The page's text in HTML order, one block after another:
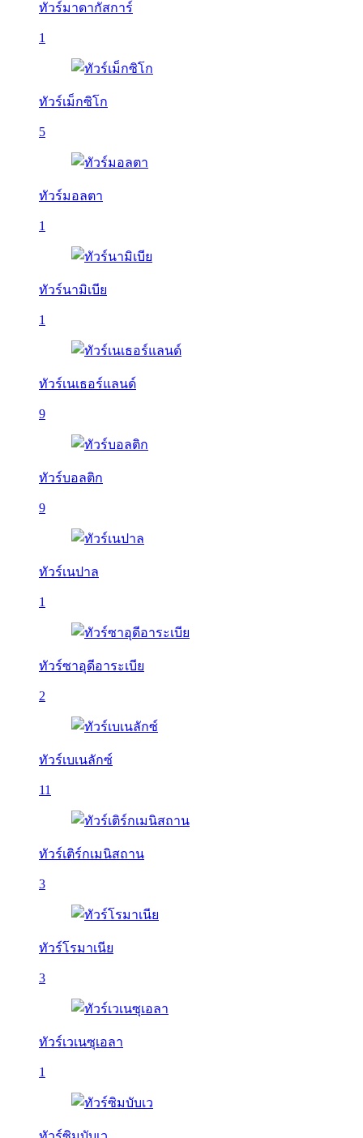
ทัวร์มาดากัสการ์
1
ทัวร์เม็กซิโก
5
ทัวร์มอลตา
1
ทัวร์นามิเบีย
1
ทัวร์เนเธอร์แลนด์
9
ทัวร์บอลติก
9
ทัวร์เนปาล
1
ทัวร์ซาอุดีอาระเบีย
2
ทัวร์เบเนลักซ์
11
ทัวร์เติร์กเมนิสถาน
3
ทัวร์โรมาเนีย
3
ทัวร์เวเนซุเอลา
1